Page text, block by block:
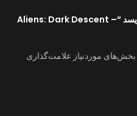
اولین کسی باشید که دیدگاهی می نویسد “Aliens: Dark Descent –
بخش‌های موردنیاز علامت‌گذاری